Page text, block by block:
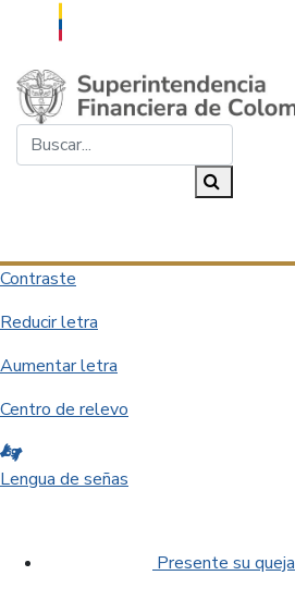
Saltar al contenido principal
Contraste
Reducir letra
Aumentar letra
Centro de relevo
Lengua de señas
Presente su queja